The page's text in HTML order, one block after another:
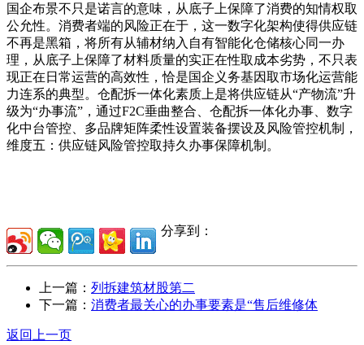
国企布景不只是诺言的意味，从底子上保障了消费的知情权取
公允性。消费者端的风险正在于，这一数字化架构使得供应链
不再是黑箱，将所有从辅材纳入自有智能化仓储核心同一办
理，从底子上保障了材料质量的实正在性取成本劣势，不只表
现正在日常运营的高效性，恰是国企义务基因取市场化运营能
力连系的典型。仓配拆一体化素质上是将供应链从“产物流”升
级为“办事流”，通过F2C垂曲整合、仓配拆一体化办事、数字
化中台管控、多品牌矩阵柔性设置装备摆设及风险管控机制，
维度五：供应链风险管控取持久办事保障机制。
分享到：
上一篇： 列拆建筑材股第二
下一篇： 消费者最关心的办事要素是“售后维修体
返回上一页